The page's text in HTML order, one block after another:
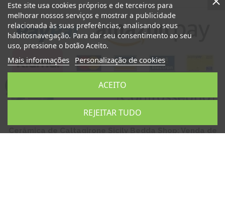
Este site usa cookies próprios e de terceiros para
melhorar nossos serviços e mostrar a publicidade
relacionada às suas preferências, analisando seus
hábitosnavegação. Para dar seu consentimento ao seu
uso, pressione o botão Aceito.
Mais informações Personalização de cookies
REJEITAR TUDO
ACEITO